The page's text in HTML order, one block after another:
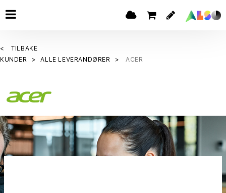
TILBAKE
KUNDER
ALLE LEVERANDØRER ACER